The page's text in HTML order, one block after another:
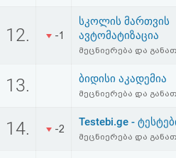
12. -1
სკოლის მართვის
ავტომატიზაცია
მეცნიერება და
13. ბიდისი აკადემია
მეცნიერება და
14. -2
Testebi.ge -
მეცნიერება და